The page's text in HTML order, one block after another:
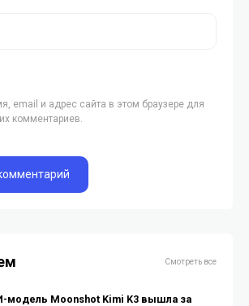
email и адрес сайта в этом браузере для
комментариев.
Смотреть все
модель Moonshot Kimi K3 вышла за